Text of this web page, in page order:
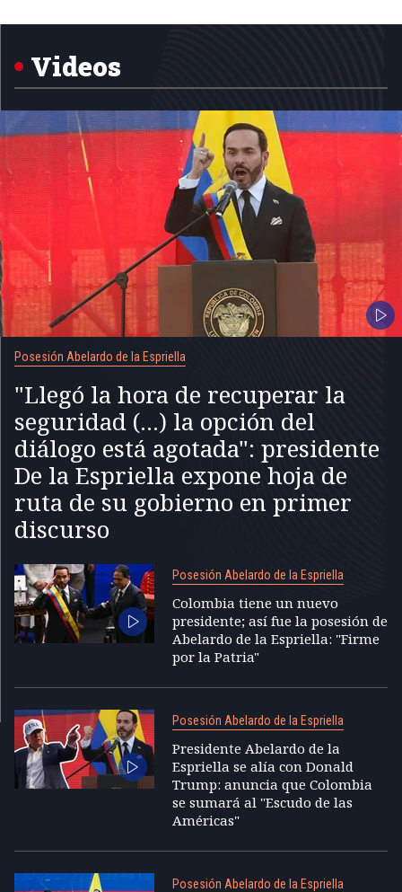
Videos
Posesión Abelardo de la Espriella
"Llegó la hora de recuperar la
seguridad (...) la opción del
diálogo está agotada": presidente
De la Espriella expone hoja de
ruta de su gobierno en primer
discurso
Posesión Abelardo de la Espriella
Colombia tiene un nuevo
presidente; así fue la posesión de
Abelardo de la Espriella: "Firme
por la Patria"
Posesión Abelardo de la Espriella
Presidente Abelardo de la
Espriella se alía con Donald
Trump: anuncia que Colombia
se sumará al "Escudo de las
Américas"
Posesión Abelardo de la Espriella